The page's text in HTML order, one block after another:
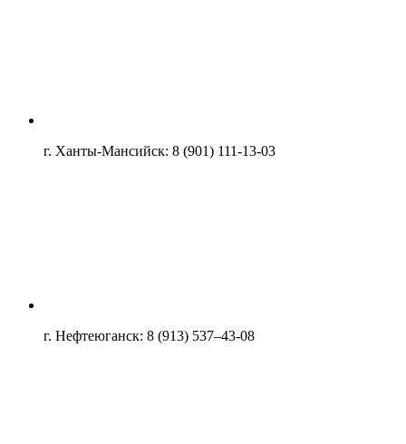
г. Ханты-Мансийск: 8 (901) 111-13-03
г. Нефтеюганск: 8 (913) 537–43-08